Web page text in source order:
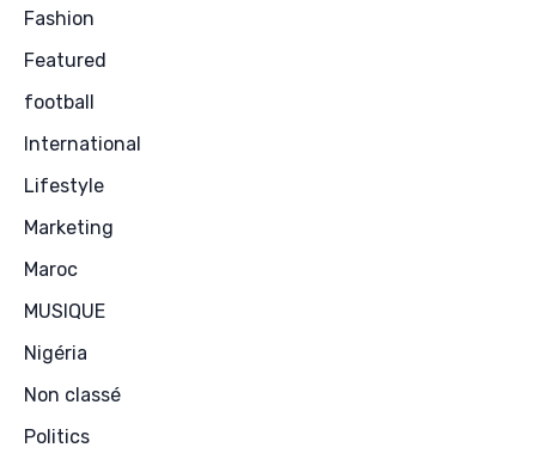
Fashion
Featured
football
International
Lifestyle
Marketing
Maroc
MUSIQUE
Nigéria
Non classé
Politics